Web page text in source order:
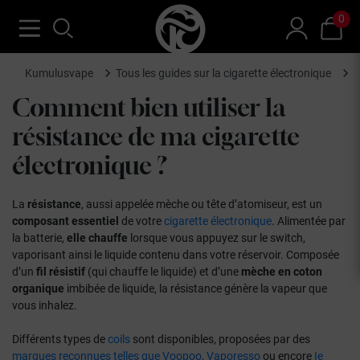
0
Kumulusvape Tous les guides sur la cigarette électronique
Comment bien utiliserla
résistance de ma cigarette
électronique ?
La résistance, aussi appelée mèche ou tête d’atomiseur, est un
composant essentiel de votrecigarette électronique. Alimentée par
la batterie, elle chauffe lorsque vous appuyez sur le switch,
vaporisant ainsi le liquide contenu dans votre réservoir. Composée
d’un fil résistif (qui chauffe le liquide) et d’une mèche en coton
organique imbibée de liquide, la résistance génère la vapeur que
vous inhalez.
Différents types decoils sont disponibles, proposées par des
marques reconnues telles que Voopoo, Vaporesso ou encore Ie